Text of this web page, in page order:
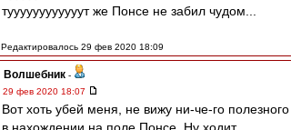
туууууууууууут же Понсе не забил чудом...
Редактировалось 29 фев 2020 18:09
Волшебник -
29 фев 2020 18:07
Вот хоть убей меня, не вижу ни-че-го полезного